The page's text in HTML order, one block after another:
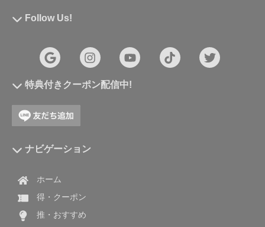
Follow Us!
特典付きクーポン配信中!
ナビゲーション
ホーム
得・クーポン
推・おすすめ